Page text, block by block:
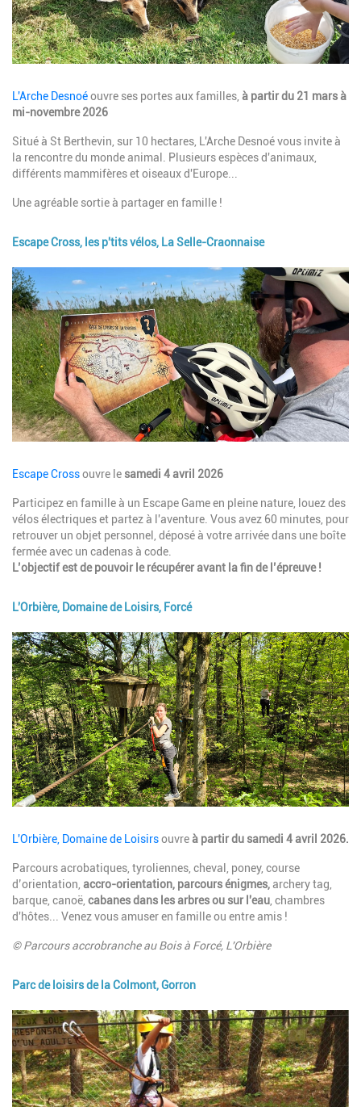
Description
L'Arche Desnoéouvre ses portes aux familles, à partir du 21 mars à
mi-novembre 2026
Situé à St Berthevin, sur 10 hectares, L'Arche Desnoé vous invite à
la rencontre du monde animal. Plusieurs espèces d'animaux,
différents mammifères et oiseaux d'Europe...
Une agréable sortie à partager en famille !
Escape Cross, les p'tits vélos, La Selle-Craonnaise
Image
Description
Escape Crossouvre lesamedi 4 avril 2026
Participez en famille à un Escape Game en pleine nature, louez des
vélos électriques et partez à l'aventure. Vous avez 60 minutes, pour
retrouver un objet personnel, déposé à votre arrivée dans une boîte
fermée avec un cadenas à code.
L’objectif est de pouvoir le récupérer avant la fin de l’épreuve !
L'Orbière, Domaine de Loisirs, Forcé
Image
Description
L'Orbière, Domaine de Loisirsouvreà partir du samedi 4 avril 2026.
Parcours acrobatiques, tyroliennes, cheval, poney, course
d’orientation, accro-orientation, parcours énigmes,archery tag,
barque, canoë, cabanesdans les arbres ou sur l'eau , chambres
d'hôtes... Venez vous amuser en famille ou entre amis !
© Parcours accrobranche au Bois à Forcé, L'Orbière
Parc de loisirs de la Colmont, Gorron
Image